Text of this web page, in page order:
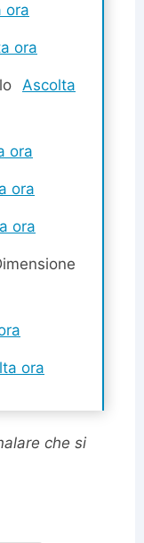
ora
ora
Ascolta
ora
ora
ora
ora
che si